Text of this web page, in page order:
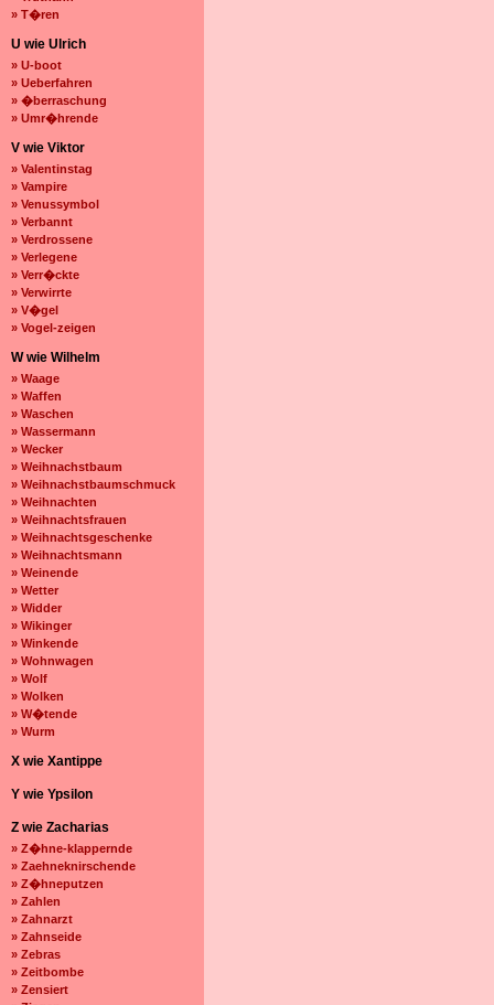
» T�ren
U wie Ulrich
» U-boot
» Ueberfahren
» �berraschung
» Umr�hrende
V wie Viktor
» Valentinstag
» Vampire
» Venussymbol
» Verbannt
» Verdrossene
» Verlegene
» Verr�ckte
» Verwirrte
» V�gel
» Vogel-zeigen
W wie Wilhelm
» Waage
» Waffen
» Waschen
» Wassermann
» Wecker
» Weihnachstbaum
» Weihnachstbaumschmuck
» Weihnachten
» Weihnachtsfrauen
» Weihnachtsgeschenke
» Weihnachtsmann
» Weinende
» Wetter
» Widder
» Wikinger
» Winkende
» Wohnwagen
» Wolf
» Wolken
» W�tende
» Wurm
X wie Xantippe
Y wie Ypsilon
Z wie Zacharias
» Z�hne-klappernde
» Zaehneknirschende
» Z�hneputzen
» Zahlen
» Zahnarzt
» Zahnseide
» Zebras
» Zeitbombe
» Zensiert